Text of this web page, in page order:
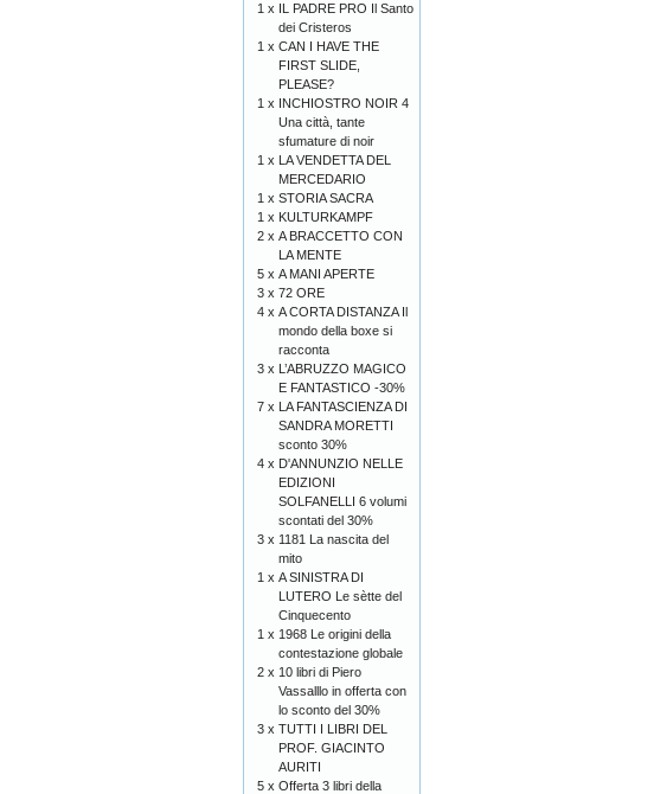
1 x IL PADRE PRO Il Santo
dei Cristeros
1 x CAN I HAVE THE
FIRST SLIDE,
PLEASE?
1 x INCHIOSTRO NOIR 4
Una città, tante
sfumature di noir
1 x LA VENDETTA DEL
MERCEDARIO
1 x STORIA SACRA
1 x KULTURKAMPF
2 x A BRACCETTO CON
LA MENTE
5 x A MANI APERTE
3 x 72 ORE
4 x A CORTA DISTANZA Il
mondo della boxe si
racconta
3 x L’ABRUZZO MAGICO
E FANTASTICO -30%
7 x LA FANTASCIENZA DI
SANDRA MORETTI
sconto 30%
4 x D'ANNUNZIO NELLE
EDIZIONI
SOLFANELLI 6 volumi
scontati del 30%
3 x 1181 La nascita del
mito
1 x A SINISTRA DI
LUTERO Le sètte del
Cinquecento
1 x 1968 Le origini della
contestazione globale
2 x 10 libri di Piero
Vassalllo in offerta con
lo sconto del 30%
3 x TUTTI I LIBRI DEL
PROF. GIACINTO
AURITI
5 x Offerta 3 libri della